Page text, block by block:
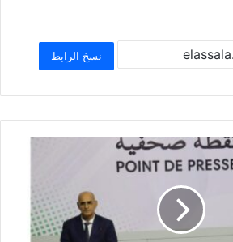
at
s
A
p
p
ar
e
نسخ الرابط